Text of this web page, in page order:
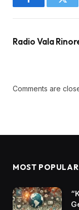
Facebook
Radio Vala
Comments are
MOST POPULAR